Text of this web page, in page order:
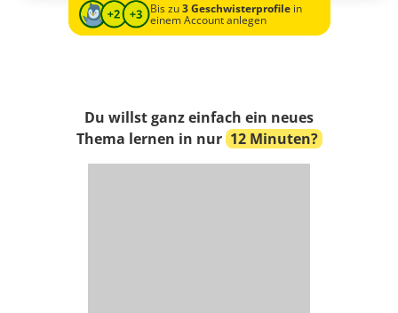
Bis zu3 Geschwisterprofilein
einem Account anlegen
Du willst ganz einfach ein neues
Thema lernen in nur 12 Minuten?